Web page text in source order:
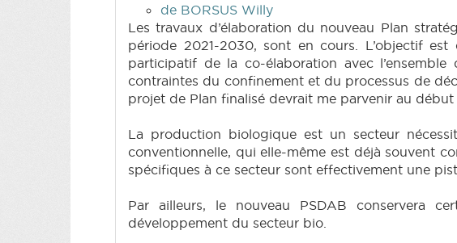
de BORSUS Willy
Les travaux d’élaboration du nouveau Plan
période 2021-2030, sont en cours. L’objectif
participatif de la co-élaboration avec
contraintes du confinement et du processus de
projet de Plan finalisé devrait me parvenir au
La production biologique est un secteur
conventionnelle, qui elle-même est déjà souvent
spécifiques à ce secteur sont effectivement une
Par ailleurs, le nouveau PSDAB conservera
développement du secteur bio.